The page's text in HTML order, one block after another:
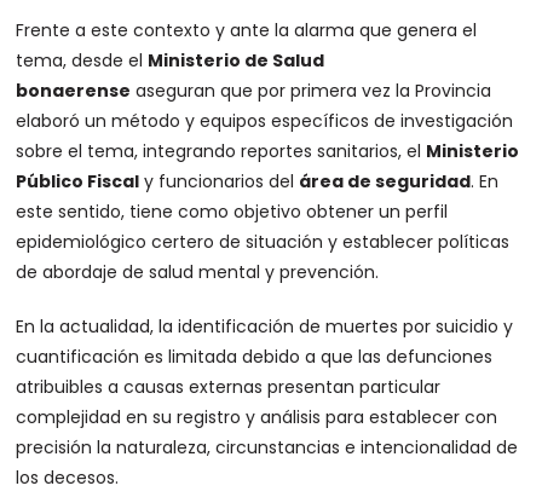
Frente a este contexto y ante la alarma que genera el
tema, desde el Ministerio de Salud
bonaerense aseguran que por primera vez la Provincia
elaboró un método y equipos específicos de investigación
sobre el tema, integrando reportes sanitarios, el Ministerio
Público Fiscal y funcionarios del área de seguridad. En
este sentido, tiene como objetivo obtener un perfil
epidemiológico certero de situación y establecer políticas
de abordaje de salud mental y prevención.
En la actualidad, la identificación de muertes por suicidio y
cuantificación es limitada debido a que las defunciones
atribuibles a causas externas presentan particular
complejidad en su registro y análisis para establecer con
precisión la naturaleza, circunstancias e intencionalidad de
los decesos.